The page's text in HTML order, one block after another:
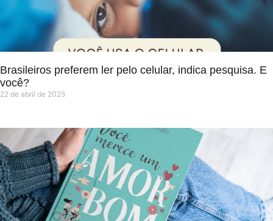
Brasileiros preferem ler pelo celular, indica pesquisa. E
você?
22 de abril de 2025